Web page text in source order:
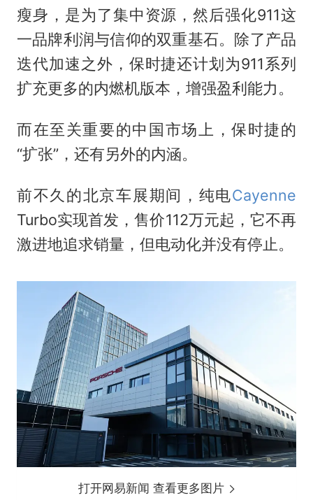
瘦身，是为了集中资源，然后强化911这
一品牌利润与信仰的双重基石。除了产品
迭代加速之外，保时捷还计划为911系列
扩充更多的内燃机版本，增强盈利能力。
而在至关重要的中国市场上，保时捷的
“扩张”，还有另外的内涵。
前不久的北京车展期间，纯电Cayenne
Turbo实现首发，售价112万元起，它不再
激进地追求销量，但电动化并没有停止。
打开网易新闻 查看更多图片